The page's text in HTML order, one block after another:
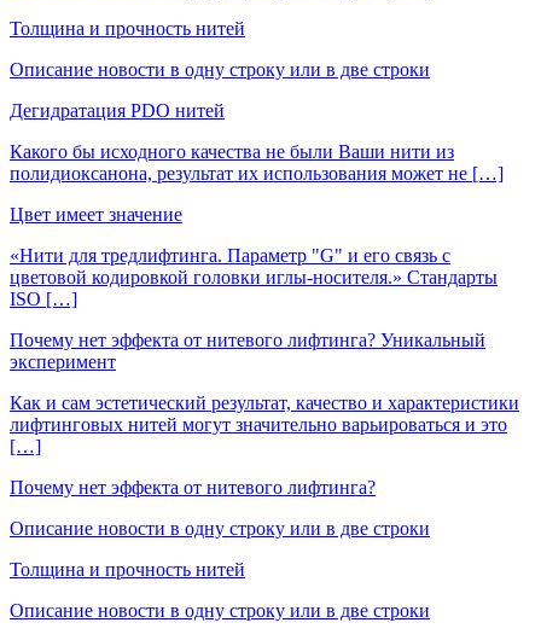
Толщина и прочность нитей
Описание новости в одну строку или в две строки
Дегидратация PDO нитей
Какого бы исходного качества не были Ваши нити из
полидиоксанона, результат их использования может не […]
Цвет имеет значение
«Нити для тредлифтинга. Параметр "G" и его связь с
цветовой кодировкой головки иглы-носителя.» Стандарты
ISO […]
Почему нет эффекта от нитевого лифтинга? Уникальный
эксперимент
Как и сам эстетический результат, качество и характеристики
лифтинговых нитей могут значительно варьироваться и это
[…]
Почему нет эффекта от нитевого лифтинга?
Описание новости в одну строку или в две строки
Толщина и прочность нитей
Описание новости в одну строку или в две строки